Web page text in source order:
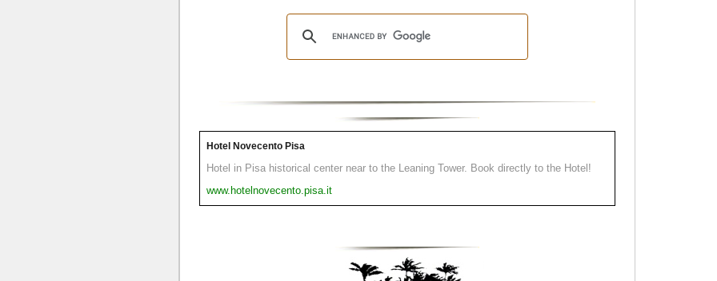
Hotel Novecento Pisa
Hotel in Pisa historical center near to the Leaning Tower. Book directly to the Hotel!
www.hotelnovecento.pisa.it